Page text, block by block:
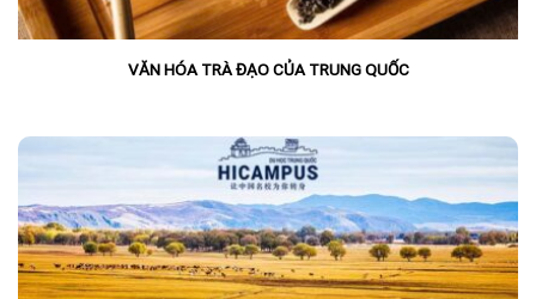
VĂN HÓA TRÀ ĐẠO CỦA TRUNG QUỐC